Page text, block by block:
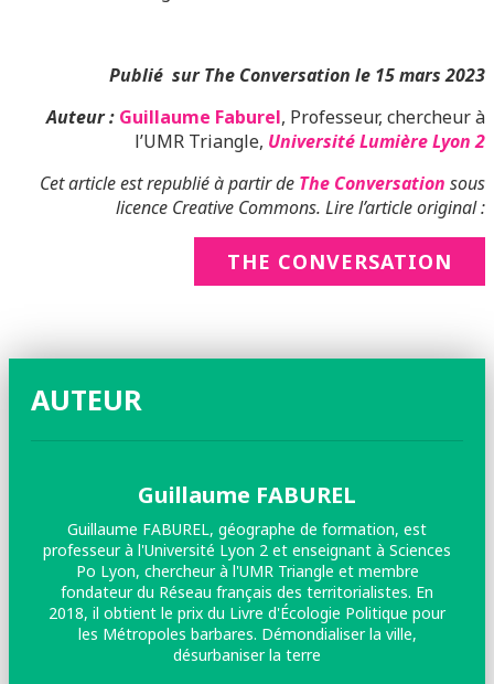
Publié sur The Conversation le 15 mars 2023
Auteur : Guillaume Faburel, Professeur, chercheur à
l’UMR Triangle, Université Lumière Lyon 2
Cet article est republié à partir de The Conversation sous
licence Creative Commons. Lire l’article original :
THE CONVERSATION
AUTEUR
Guillaume FABUREL
Guillaume FABUREL, géographe de formation, est
professeur à l'Université Lyon 2 et enseignant à Sciences
Po Lyon, chercheur à l'UMR Triangle et membre
fondateur du Réseau français des territorialistes. En
2018, il obtient le prix du Livre d'Écologie Politique pour
les Métropoles barbares. Démondialiser la ville,
désurbaniser la terre